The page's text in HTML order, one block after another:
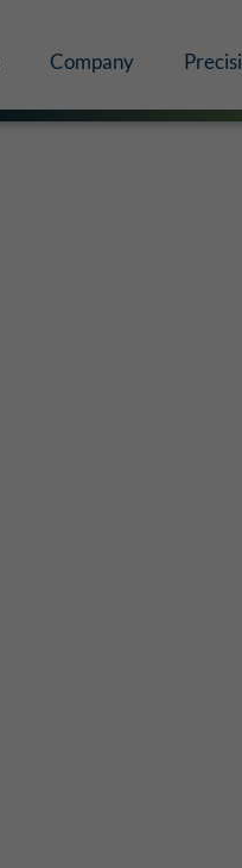
Company